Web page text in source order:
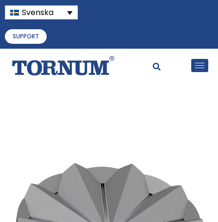
Svenska
SUPPORT